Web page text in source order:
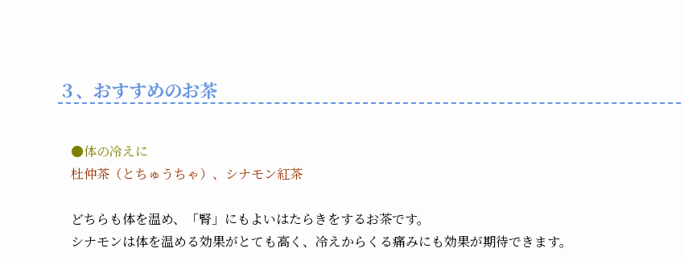
３、おすすめのお茶
●体の冷えに
杜仲茶（とちゅうちゃ）、シナモン紅茶
どちらも体を温め、「腎」にもよいはたらきをするお茶です。
シナモンは体を温める効果がとても高く、冷えからくる痛みにも効果が期待できます。